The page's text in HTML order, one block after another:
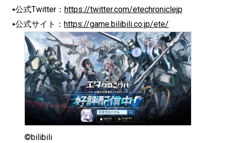
▪公式Twitter： https://twitter.com/etechroniclejp
▪公式サイト： https://game.bilibili.co.jp/ete/
©bilibili